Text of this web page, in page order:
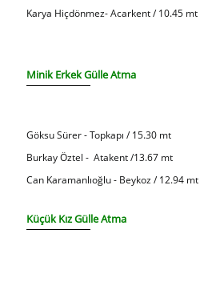
Karya Hiçdönmez- Acarkent / 10.45 mt
Minik Erkek Gülle Atma
Göksu Sürer - Topkapı / 15.30 mt
Burkay Öztel - Atakent /13.67 mt
Can Karamanlıoğlu - Beykoz / 12.94 mt
Küçük Kız Gülle Atma